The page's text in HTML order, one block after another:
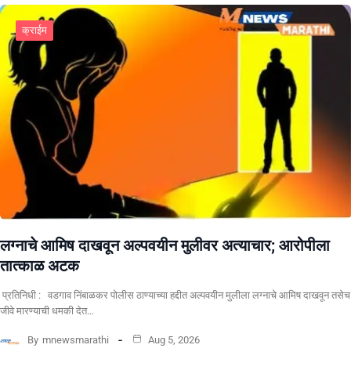
क्राईम
लग्नाचे आमिष दाखवून अल्पवयीन मुलीवर अत्याचार; आरोपीला
तात्काळ अटक
प्रतिनिधी : वडगाव निंबाळकर पोलीस ठाण्याच्या हद्दीत अल्पवयीन मुलीला लग्नाचे आमिष दाखवून तसेच
जीवे मारण्याची धमकी देत…
By mnewsmarathi Aug 5, 2026